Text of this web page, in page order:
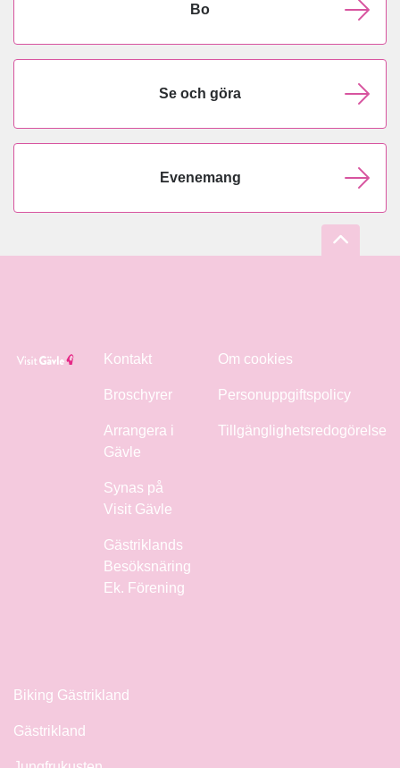
Bo
Se och göra
Evenemang
Kontakt
Broschyrer
Arrangera i
Gävle
Synas på
Visit Gävle
Gästriklands
Besöksnäring
Ek. Förening
Om cookies
Personuppgiftspolicy
Tillgänglighetsredogörelse
Biking Gästrikland
Gästrikland